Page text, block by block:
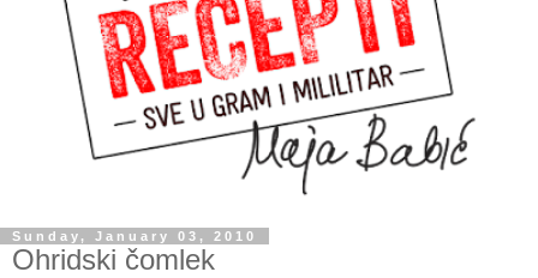
Sunday, January 03, 2010
Ohridski čomlek